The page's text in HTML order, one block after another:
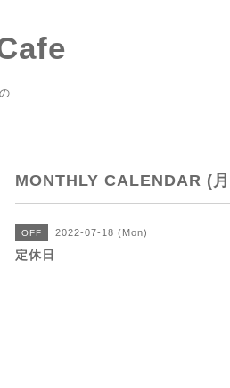
MONTHLY CALENDAR (
OFF 2022-07-18 (Mon)
定休日